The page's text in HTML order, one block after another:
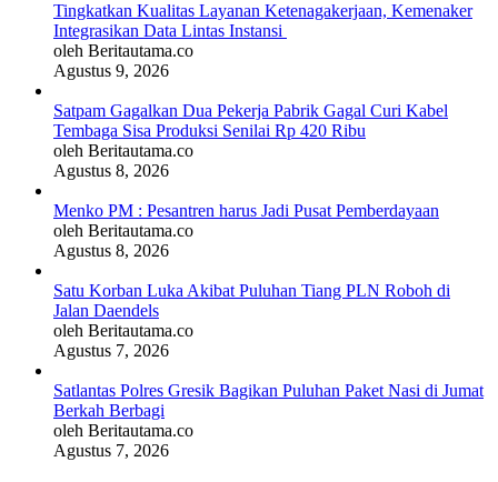
Tingkatkan Kualitas Layanan Ketenagakerjaan, Kemenaker
Integrasikan Data Lintas Instansi
oleh Beritautama.co
Agustus 9, 2026
Satpam Gagalkan Dua Pekerja Pabrik Gagal Curi Kabel
Tembaga Sisa Produksi Senilai Rp 420 Ribu
oleh Beritautama.co
Agustus 8, 2026
Menko PM : Pesantren harus Jadi Pusat Pemberdayaan
oleh Beritautama.co
Agustus 8, 2026
Satu Korban Luka Akibat Puluhan Tiang PLN Roboh di
Jalan Daendels
oleh Beritautama.co
Agustus 7, 2026
Satlantas Polres Gresik Bagikan Puluhan Paket Nasi di Jumat
Berkah Berbagi
oleh Beritautama.co
Agustus 7, 2026